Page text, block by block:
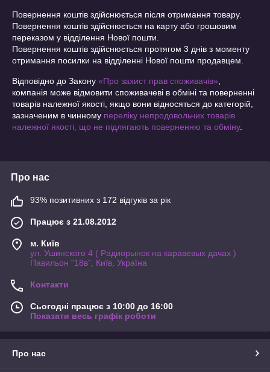
Повернення коштів здійснюється після отримання товару.
Повернення коштів здійснюється на карту або грошовим
переказом у відділення Нової пошти.
Повернення коштів здійснюється протягом 3 днів з моменту
Відповідно до Закону «Про захист прав споживачів»
компанія може відмовити споживачеві в обміні та поверненні
товарів належної якості, якщо вони відносяться до категорій,
зазначеним в чинному переліку непродовольчих товарів
належної якості, що не підлягають поверненню та обміну.
Про нас
93% позитивних з 172 відгуків за рік
Працює з 21.08.2012
м. Київ
ул. Ушинского 4 ( Радиорынок на каравевых дачах )
Павильон "18в", Київ, Україна
Контакти
Сьогодні працює з 10:00 до 16:00
Показати весь графік роботи
Про нас